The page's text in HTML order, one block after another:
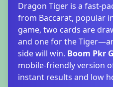
Dragon Tiger is a fast-
from Baccarat, popular
game, two cards are
and one for the
side will win. Boom Pkr
mobile-friendly version
instant results and low